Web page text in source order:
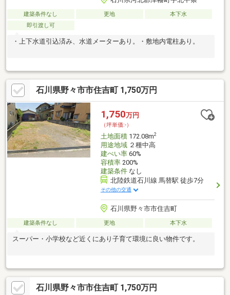
建築条件なし 更地
本下水
即引渡し可
・上下水道引込済み、水道メーターあり。・敷地内電柱あり。
石川県野々市市住吉町 1,750万円
1,750万円
（坪単価:-）
土地面積172.08m2
用途地域２種中高
建ぺい率60%
容積率200%
建築条件なし
北陸鉄道石川線 馬替駅 徒歩7分
その他の交通
石川県野々市市住吉町
建築条件なし 更地 本下水
スーパー・小学校など近くにあり子育て環境に良い物件です。
石川県野々市市住吉町 1,750万円